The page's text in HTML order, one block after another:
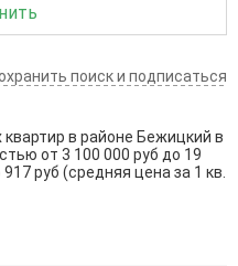
поиск и подписаться
в районе Бежицкий в
от 3 100 000 руб до 19
руб (средняя цена за 1 кв.